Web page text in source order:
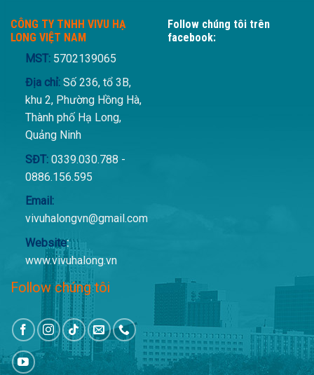
CÔNG TY TNHH VIVU HẠ
LONG VIỆT NAM
MST: 5702139065
Địa chỉ:Số 236, tổ 3B,
khu 2, Phường Hồng Hà,
Thành phố Hạ Long,
Quảng Ninh
SĐT:0339.030.788 -
0886.156.595
Email:
vivuhalongvn@gmail.com
Website:
www.vivuhalong.vn
Follow chúng tôi
Follow chúng tôi trên
facebook: